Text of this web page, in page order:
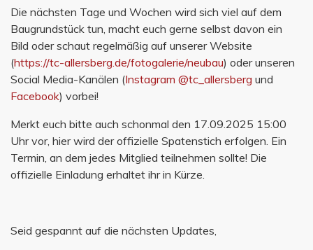
Die nächsten Tage und Wochen wird sich viel auf dem
Baugrundstück tun, macht euch gerne selbst davon ein
Bild oder schaut regelmäßig auf unserer Website
(https://tc-allersberg.de/fotogalerie/neubau) oder unseren
Social Media-Kanälen (Instagram @tc_allersberg und
Facebook) vorbei!
Merkt euch bitte auch schonmal den 17.09.2025 15:00
Uhr vor, hier wird der offizielle Spatenstich erfolgen. Ein
Termin, an dem jedes Mitglied teilnehmen sollte! Die
offizielle Einladung erhaltet ihr in Kürze.
Seid gespannt auf die nächsten Updates,